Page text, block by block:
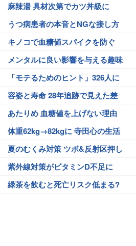
麻辣湯 具材次第でカツ丼級に
うつ病患者の本音とNGな接し方
キノコで血糖値スパイクを防ぐ
メンタルに良い影響を与える趣味
「モテるためのヒント」326人に
容姿と寿命 28年追跡で見えた差
あたりめ 血糖値を上げない理由
体重62kg→82kgに 寺田心の生活
夏のむくみ対策 ツボ&反射区押し
紫外線対策がビタミンD不足に
緑茶を飲むと死亡リスク低まる?